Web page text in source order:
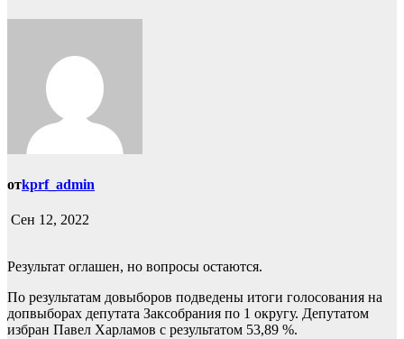
отkprf_admin
Сен 12, 2022
Результат оглашен, но вопросы остаются.
По результатам довыборов подведены итоги голосования на
допвыборах депутата Заксобрания по 1 округу. Депутатом
избран Павел Харламов с результатом 53,89 %.